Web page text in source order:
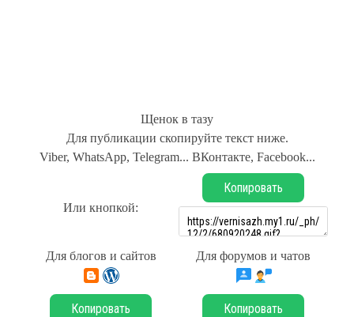
Щенок в тазу
Для публикации скопируйте текст ниже.
Viber, WhatsApp, Telegram... ВКонтакте, Facebook...
Или кнопкой:
Копировать
Для блогов и сайтов Для форумов и чатов
Копировать Копировать